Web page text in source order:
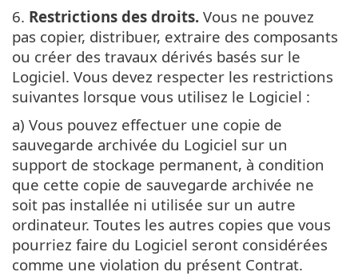
6. Restrictions des droits. Vous ne pouvez
pas copier, distribuer, extraire des composants
ou créer des travaux dérivés basés sur le
Logiciel. Vous devez respecter les restrictions
suivantes lorsque vous utilisez le Logiciel :
a) Vous pouvez effectuer une copie de
sauvegarde archivée du Logiciel sur un
support de stockage permanent, à condition
que cette copie de sauvegarde archivée ne
soit pas installée ni utilisée sur un autre
ordinateur. Toutes les autres copies que vous
pourriez faire du Logiciel seront considérées
comme une violation du présent Contrat.